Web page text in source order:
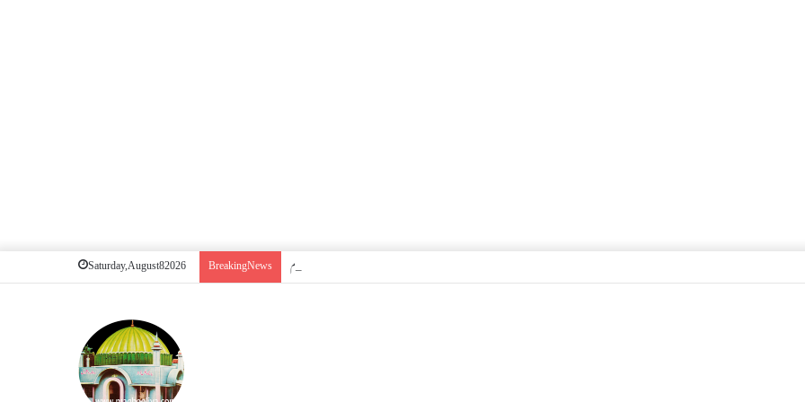
Saturday, August 8 2026 Breaking News جان بوجھ کر روزہ ٹوڑنے اور جماع کرنے سے صرف قضاء لازم ہے یا کفارہ بھی؟ قضا روزے کی نیت کا حکم